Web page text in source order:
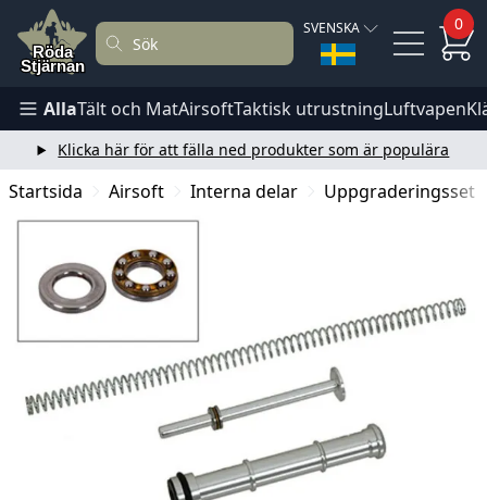
SVENSKA 0
AllaTält och MatAirsoftTaktisk utrustningLuftvapen
Klicka här för att fälla ned produkter som är populära
Startsida Airsoft Interna delar Uppgraderingsset